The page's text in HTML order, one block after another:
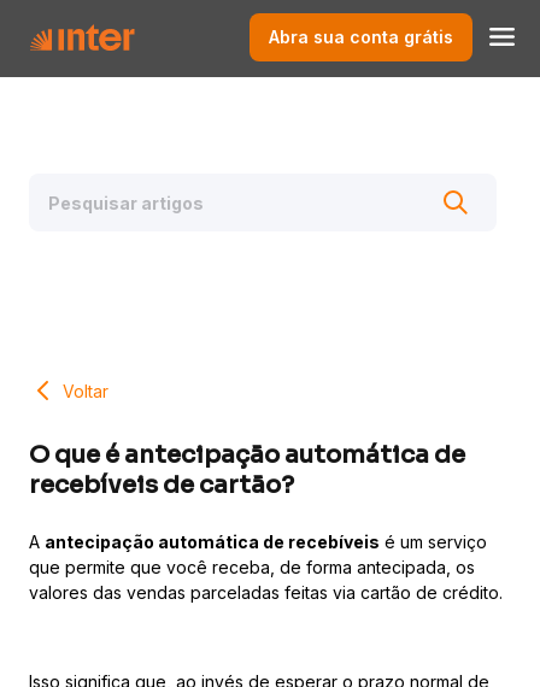
Abra sua conta grátis
Voltar
O que é antecipação automática de
recebíveis de cartão?
A antecipação automática de recebíveis é um serviço
que permite que você receba, de forma antecipada, os
valores das vendas parceladas feitas via cartão de crédito.
Isso significa que, ao invés de esperar o prazo normal de